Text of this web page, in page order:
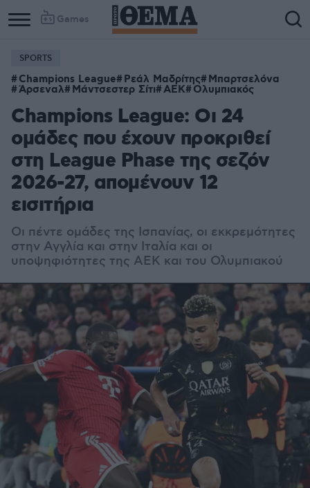
Games
SPORTS
Champions League Ρεάλ Μαδρίτης Μπαρτσελόνα
Άρσεναλ Μάντσεστερ Σίτι ΑΕΚ Ολυμπιακός
Champions League: Οι 24
ομάδες που έχουν προκριθεί
στη League Phase της σεζόν
2026-27, απομένουν 12
εισιτήρια
Οι πέντε ομάδες της Ισπανίας, οι εκκρεμότητες
στην Αγγλία και στην Ιταλία και οι
υποψηφιότητες της ΑΕΚ και του Ολυμπιακού